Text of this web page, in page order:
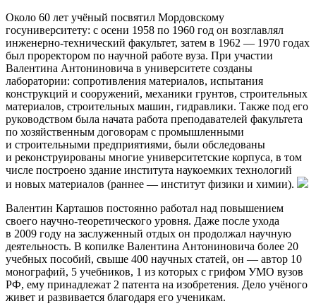
Около 60 лет учёный посвятил Мордовскому
госуниверситету: с осени 1958 по 1960 год он возглавлял
инженерно-технический факультет, затем в 1962 — 1970 годах
был проректором по научной работе вуза. При участии
Валентина Антониновича в университете созданы
лаборатории: сопротивления материалов, испытания
конструкций и сооружений, механики грунтов, строительных
материалов, строительных машин, гидравлики. Также под его
руководством была начата работа преподавателей факультета
по хозяйственным договорам с промышленными
и строительными предприятиями, были обследованы
и реконструированы многие университетские корпуса, в том
числе построено здание института наукоемких технологий
и новых материалов (раннее — институт физики и химии).
Валентин Карташов постоянно работал над повышением
своего научно-теоретического уровня. Даже после ухода
в 2009 году на заслуженный отдых он продолжал научную
деятельность. В копилке Валентина Антониновича более 20
учебных пособий, свыше 400 научных статей, он — автор 10
монографий, 5 учебников, 1 из которых с грифом УМО вузов
РФ, ему принадлежат 2 патента на изобретения. Дело учёного
живет и развивается благодаря его ученикам.